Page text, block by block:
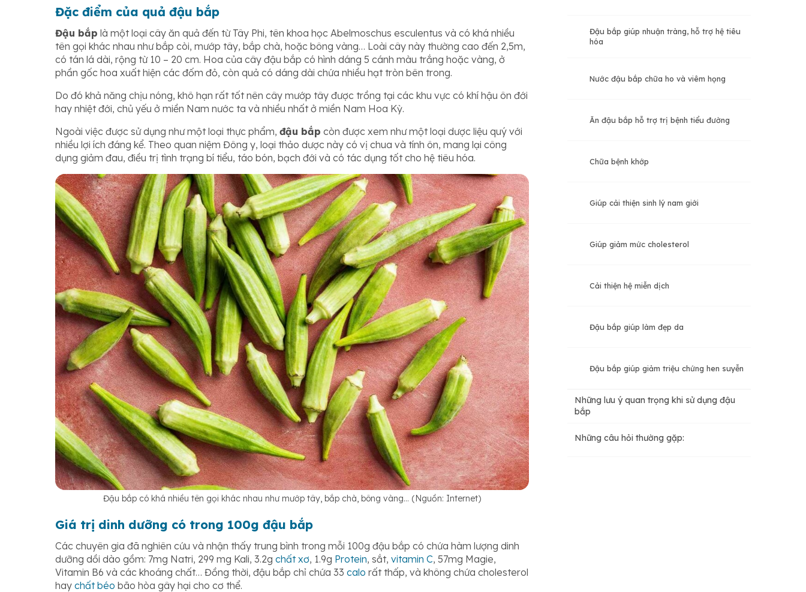
Đặc điểm của quả đậu bắp
Đậu bắp là một loại cây ăn quả đến từ Tây Phi, tên khoa học Abelmoschus esculentus và có khá nhiều
tên gọi khác nhau như bắp còi, mướp tây, bắp chà, hoặc bông vàng… Loài cây này thường cao đến 2,5m,
có tán lá dài, rộng từ 10 – 20 cm. Hoa của cây đậu bắp có hình dáng 5 cánh màu trắng hoặc vàng, ở
phần gốc hoa xuất hiện các đốm đỏ, còn quả có dáng dài chứa nhiều hạt tròn bên trong.
Do đó khả năng chịu nóng, khô hạn rất tốt nên cây mướp tây được trồng tại các khu vực có khí hậu ôn đới
hay nhiệt đới, chủ yếu ở miền Nam nước ta và nhiều nhất ở miền Nam Hoa Kỳ.
Ngoài việc được sử dụng như một loại thực phẩm, đậu bắp còn được xem như một loại dược liệu quý với
nhiều lợi ích đáng kể. Theo quan niệm Đông y, loại thảo dược này có vị chua và tính ôn, mang lại công
dụng giảm đau, điều trị tình trạng bí tiểu, táo bón, bạch đới và có tác dụng tốt cho hệ tiêu hóa.
Đậu bắp có khá nhiều tên gọi khác nhau như mướp tây, bắp chà, bông vàng… (Nguồn: Internet)
Giá trị dinh dưỡng có trong 100g đậu bắp
Các chuyên gia đã nghiên cứu và nhận thấy trung bình trong mỗi 100g đậu bắp có chứa hàm lượng dinh
dưỡng dồi dào gồm: 7mg Natri, 299 mg Kali, 3.2g chất xơ, 1.9g Protein, sắt, vitamin C, 57mg Magie,
Vitamin B6 và các khoáng chất… Đồng thời, đậu bắp chỉ chứa 33 calo rất thấp, và không chứa cholesterol
hay chất béo bão hòa gây hại cho cơ thể.
Đậu bắp giúp nhuận tràng, hỗ trợ hệ tiêu
hóa
Nước đậu bắp chữa ho và viêm họng
Ăn đậu bắp hỗ trợ trị bệnh tiểu đường
Chữa bệnh khớp
Giúp cải thiện sinh lý nam giới
Giúp giảm mức cholesterol
Cải thiện hệ miễn dịch
Đậu bắp giúp làm đẹp da
Đậu bắp giúp giảm triệu chứng hen suyễn
Những lưu ý quan trọng khi sử dụng đậu
bắp
Những câu hỏi thường gặp: